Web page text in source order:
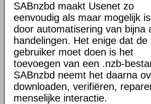
SABnzbd maakt Usenet zo
eenvoudig als maar mogelijk is
door automatisering van bijna
handelingen. Het enige dat de
gebruiker moet doen is het
toevoegen van een .nzb-
SABnzbd neemt het daarna
downloaden, verifiëren,
menselijke interactie.